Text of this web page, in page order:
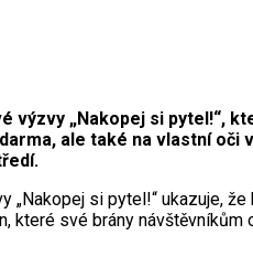
výzvy „Nakopej si pytel!“,
ale také na vlastní oči
si pytel!“ ukazuje,
své brány návštěvníkům